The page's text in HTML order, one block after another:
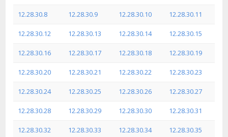
12.28.30.8 12.28.30.9 12.28.30.10 12.28.30.11
12.28.30.12 12.28.30.13 12.28.30.14 12.28.30.15
12.28.30.16 12.28.30.17 12.28.30.18 12.28.30.19
12.28.30.20 12.28.30.21 12.28.30.22 12.28.30.23
12.28.30.24 12.28.30.25 12.28.30.26 12.28.30.27
12.28.30.28 12.28.30.29 12.28.30.30 12.28.30.31
12.28.30.32 12.28.30.33 12.28.30.34 12.28.30.35